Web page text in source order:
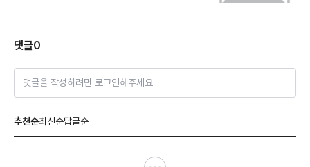
댓글0
댓글을 작성하려면 로그인해주세요
추천순최신순답글순